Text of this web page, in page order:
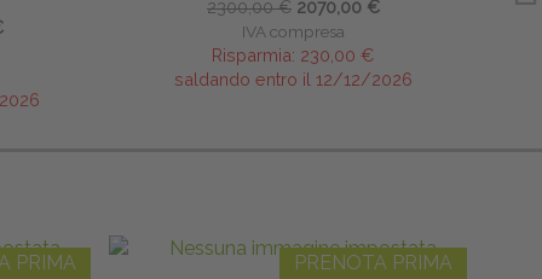
2300,00 € 2070,00 €
IVA compresa
Risparmia: 230,00 €
saldando entro il 12/12/2026
PRIMA PRENOTA PRIMA